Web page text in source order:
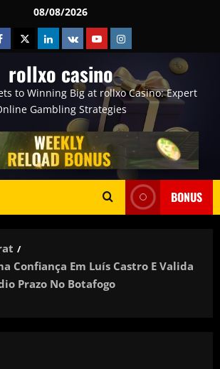
08/08/2026
TwitterLinkedin
VK YoutubeInstagram
rollxo casino
to Winning Big at rollxo Casino: Expert
Gambling Strategies
BONUS
Confiança Em Luís Castro E Valida
Prazo No Botafogo